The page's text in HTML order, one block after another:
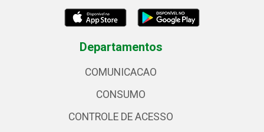
Departamentos
COMUNICACAO
CONSUMO
CONTROLE DE ACESSO